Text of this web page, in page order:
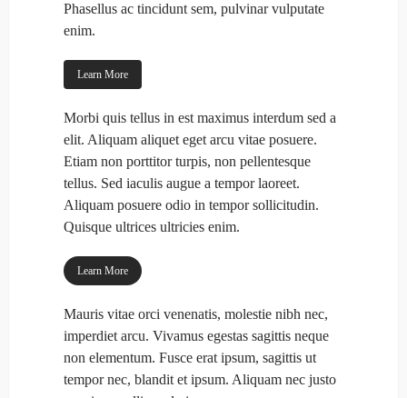
Phasellus ac tincidunt sem, pulvinar vulputate
enim.
Learn More
Morbi quis tellus in est maximus interdum sed a
elit. Aliquam aliquet eget arcu vitae posuere.
Etiam non porttitor turpis, non pellentesque
tellus. Sed iaculis augue a tempor laoreet.
Aliquam posuere odio in tempor sollicitudin.
Quisque ultrices ultricies enim.
Learn More
Mauris vitae orci venenatis, molestie nibh nec,
imperdiet arcu. Vivamus egestas sagittis neque
non elementum. Fusce erat ipsum, sagittis ut
tempor nec, blandit et ipsum. Aliquam nec justo